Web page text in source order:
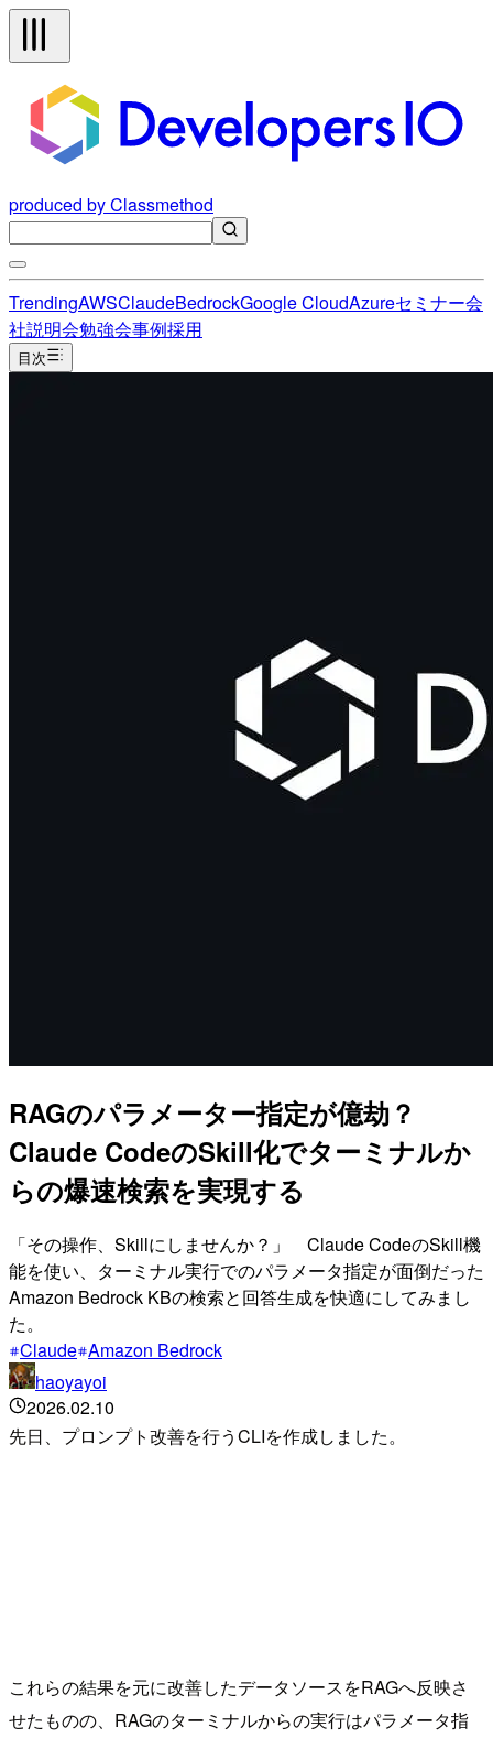
produced by Classmethod
TrendingAWSClaudeBedrockGoogle CloudAzureセミナー会
社説明会勉強会事例採用
目次
RAGのパラメーター指定が億劫？
Claude CodeのSkill化でターミナルか
らの爆速検索を実現する
「その操作、Skillにしませんか？」 Claude CodeのSkill機
能を使い、ターミナル実行でのパラメータ指定が面倒だった
Amazon Bedrock KBの検索と回答生成を快適にしてみまし
た。
Claude Amazon Bedrock
haoyayoi
2026.02.10
先日、プロンプト改善を行うCLIを作成しました。
これらの結果を元に改善したデータソースをRAGへ反映さ
せたものの、RAGのターミナルからの実行はパラメータ指